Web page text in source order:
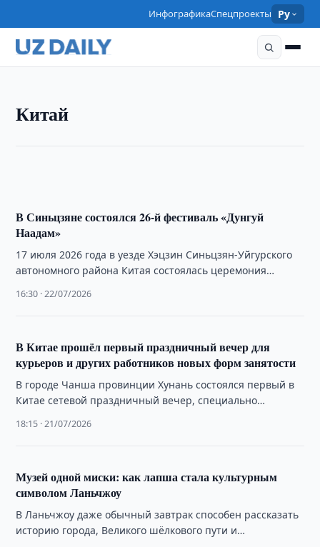
ИнфографикаСпецпроекты Ру
Китай
Опрос Pew зафиксировал рост позитивного
В Синьцзяне состоялся 26-й фестиваль «Дунгуй
Наадам»
17 июля 2026 года в уезде Хэцзин Синьцзян-Уйгурского
автономного района Китая состоялась церемония
16:30 · 22/07/2026
В Китае прошёл первый праздничный вечер для
курьеров и других работников новых форм занятости
В городе Чанша провинции Хунань состоялся первый в
Китае сетевой праздничный вечер, специально
занятости — …
18:15 · 21/07/2026
Музей одной миски: как лапша стала культурным
символом Ланьчжоу
В Ланьчжоу даже обычный завтрак способен рассказать
историю города, Великого шёлкового пути и